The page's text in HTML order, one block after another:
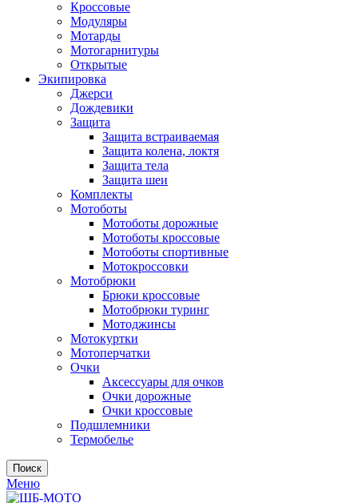
Кроссовые
Модуляры
Мотарды
Мотогарнитуры
Открытые
Экипировка
Джерси
Дождевики
Защита
Защита встраиваемая
Защита колена, локтя
Защита тела
Защита шеи
Комплекты
Мотоботы
Мотоботы дорожные
Мотоботы кроссовые
Мотоботы спортивные
Мотокроссовки
Мотобрюки
Брюки кроссовые
Мотобрюки туринг
Мотоджинсы
Мотокуртки
Мотоперчатки
Очки
Аксессуары для очков
Очки дорожные
Очки кроссовые
Подшлемники
Термобелье
Поиск
Меню